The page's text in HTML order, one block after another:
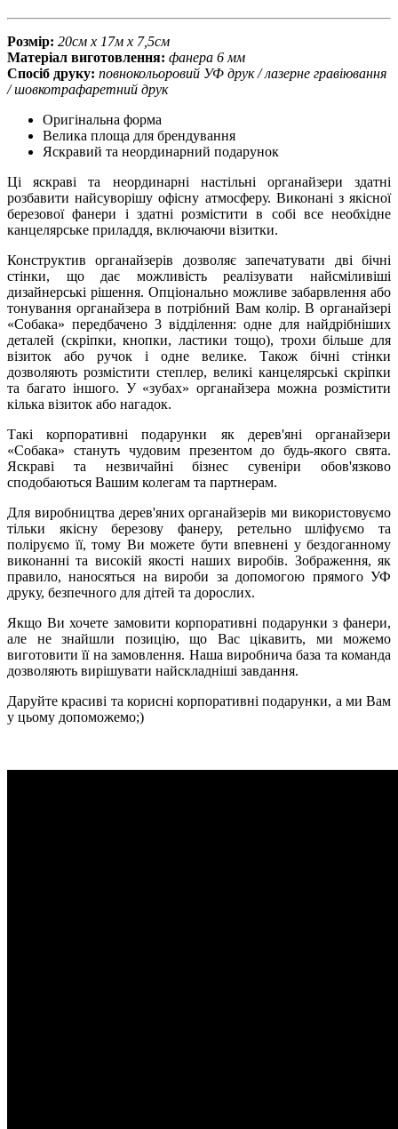
Розмір: 20см х 17м х 7,5см
Матеріал виготовлення: фанера 6 мм
Спосіб друку: повнокольоровий УФ друк / лазерне гравіювання
/ шовкотрафаретний друк
Оригінальна форма
Велика площа для брендування
Яскравий та неординарний подарунок
Ці яскраві та неординарні настільні органайзери здатні
розбавити найсуворішу офісну атмосферу. Виконані з якісної
березової фанери і здатні розмістити в собі все необхідне
канцелярське приладдя, включаючи візитки.
Конструктив органайзерів дозволяє запечатувати дві бічні
стінки, що дає можливість реалізувати найсміливіші
дизайнерські рішення. Опціонально можливе забарвлення або
тонування органайзера в потрібний Вам колір. В органайзері
«Собака» передбачено 3 відділення: одне для найдрібніших
деталей (скріпки, кнопки, ластики тощо), трохи більше для
візиток або ручок і одне велике. Також бічні стінки
дозволяють розмістити степлер, великі канцелярські скріпки
та багато іншого. У «зубах» органайзера можна розмістити
кілька візиток або нагадок.
Такі корпоративні подарунки як дерев'яні органайзери
«Собака» стануть чудовим презентом до будь-якого свята.
Яскраві та незвичайні бізнес сувеніри обов'язково
сподобаються Вашим колегам та партнерам.
Для виробництва дерев'яних органайзерів ми використовуємо
тільки якісну березову фанеру, ретельно шліфуємо та
поліруємо її, тому Ви можете бути впевнені у бездоганному
виконанні та високій якості наших виробів. Зображення, як
правило, наносяться на вироби за допомогою прямого УФ
друку, безпечного для дітей та дорослих.
Якщо Ви хочете замовити корпоративні подарунки з фанери,
але не знайшли позицію, що Вас цікавить, ми можемо
виготовити її на замовлення. Наша виробнича база та команда
дозволяють вирішувати найскладніші завдання.
Даруйте красиві та корисні корпоративні подарунки, а ми Вам
у цьому допоможемо;)